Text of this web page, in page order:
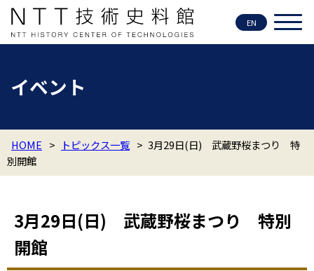
EN
イベント
HOME > トピックス一覧 > 3月29日(日) 武蔵野桜まつり 特
別開館
3月29日(日) 武蔵野桜まつり 特別
開館